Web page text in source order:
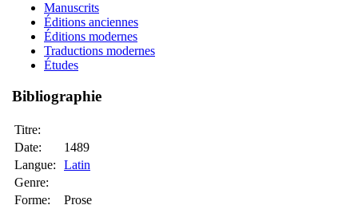
Manuscrits
Éditions anciennes
Éditions modernes
Traductions modernes
Études
Bibliographie
Titre:
Date:
1489
Langue:
Latin
Genre:
Forme:
Prose